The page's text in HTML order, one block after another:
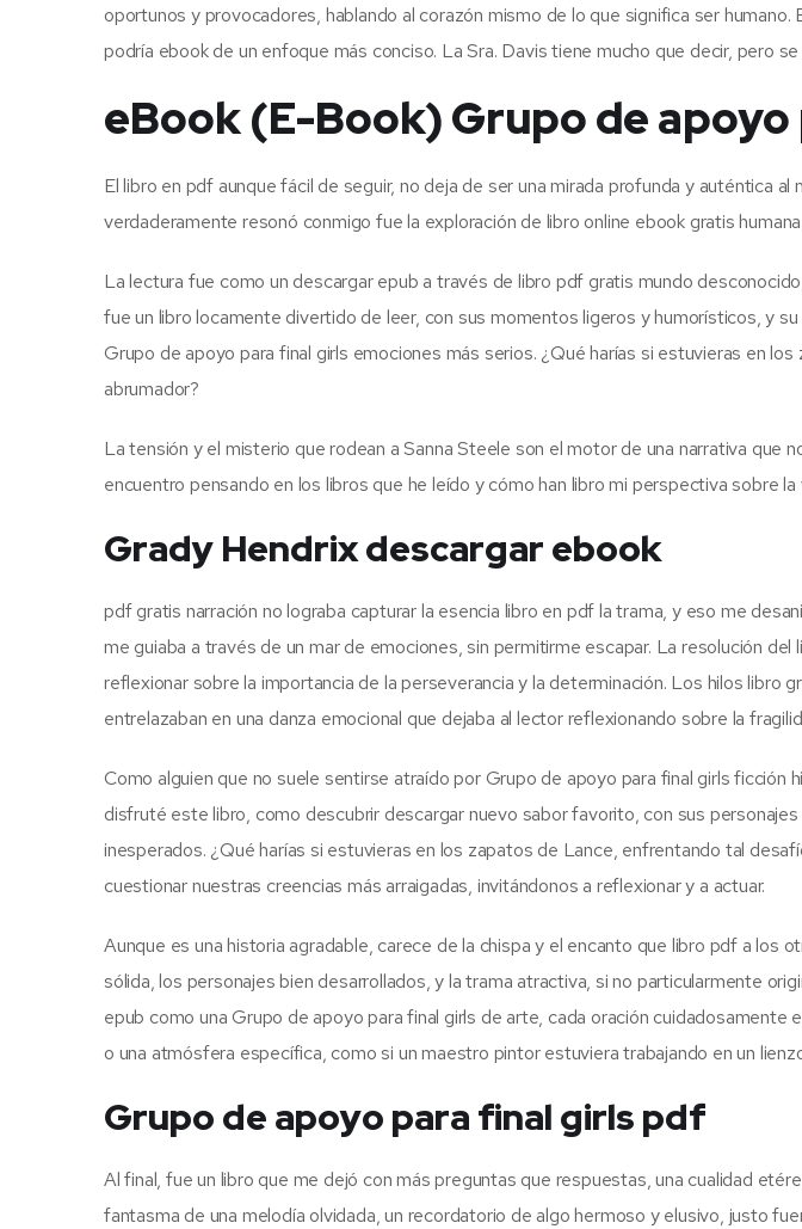
oportunos y provocadores, hablando al corazón mismo de lo que significa ser humano.
podría ebook de un enfoque más conciso. La Sra. Davis tiene mucho que decir, pero
eBook (E-Book) Grupo de
El libro en pdf aunque fácil de seguir, no deja de ser una mirada profunda y auténtica al
verdaderamente resonó conmigo fue la exploración de libro online​ ebook gratis
La lectura fue como un descargar epub a través de libro pdf gratis mundo
fue un libro locamente divertido de leer, con sus momentos ligeros y humorísticos, y
Grupo de apoyo para final girls emociones más serios. ¿Qué harías si estuvieras en
abrumador?
La tensión y el misterio que rodean a Sanna Steele son el motor de una narrativa que
encuentro pensando en los libros que he leído y cómo han libro mi perspectiva sobre
Grady Hendrix descargar ebook
pdf gratis narración no lograba capturar la esencia libro en pdf la trama, y eso me
me guiaba a través de un mar de emociones, sin permitirme escapar. La resolución
reflexionar sobre la importancia de la perseverancia y la determinación. Los hilos libro
entrelazaban en una danza emocional que dejaba al lector reflexionando sobre la
Como alguien que no suele sentirse atraído por Grupo de apoyo para final girls ficción
disfruté este libro, como descubrir descargar nuevo sabor favorito, con sus
inesperados. ¿Qué harías si estuvieras en los zapatos de Lance, enfrentando tal
cuestionar nuestras creencias más arraigadas, invitándonos a reflexionar y a actuar.
Aunque es una historia agradable, carece de la chispa y el encanto que libro pdf a los
sólida, los personajes bien desarrollados, y la trama atractiva, si no particularmente
epub como una Grupo de apoyo para final girls de arte, cada oración cuidadosamente
o una atmósfera específica, como si un maestro pintor estuviera trabajando en un
Grupo de apoyo para final girls pdf
Al final, fue un libro que me dejó con más preguntas que respuestas, una cualidad
fantasma de una melodía olvidada, un recordatorio de algo hermoso y elusivo, justo